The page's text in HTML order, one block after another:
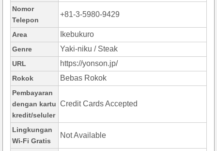
Nomor
Telepon
+81-3-5980-9429
Area Ikebukuro
Genre Yaki-niku / Steak
URL https://yonson.jp/
Rokok Bebas Rokok
Pembayaran
dengan kartu
kredit/seluler
Credit Cards Accepted
Lingkungan
Wi-Fi Gratis
Not Available